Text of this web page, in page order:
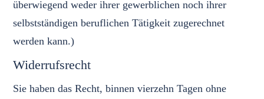
überwiegend weder ihrer gewerblichen noch ihrer
selbstständigen beruflichen Tätigkeit zugerechnet
werden kann.)
Widerrufsrecht
Sie haben das Recht, binnen vierzehn Tagen ohne